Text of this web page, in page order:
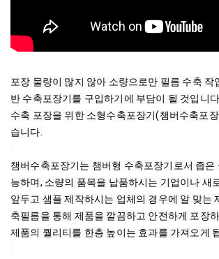
포장 물량이 많지 않아 소량으로만 필름 수축 작
반 수축포장기를 구입하기에 부담이 될 것입니
수축 포장을 위한 소형수축포장기(챔버수축포
습니다.
챔버수축포장기는 챔버형 수축포장기로서 좁은
능하며, 소량의 품목을 납품하시는 기업이나 새
앞두고 샘플 제작하시는 업체의 경우에 알 맞는
축필름을 통해 제품을 깔끔하고 안전하게 포장
제품의 퀄리티를 한층 높이는 효과를 가져오게